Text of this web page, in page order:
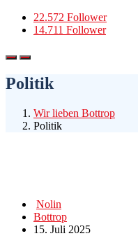
22.572 Follower
14.711 Follower
Politik
Wir lieben Bottrop
Politik
Nolin
Bottrop
15. Juli 2025